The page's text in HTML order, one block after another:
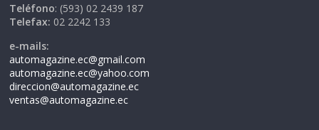
Teléfono: (593) 02 2439 187
Telefax: 02 2242 133
e-mails:
automagazine.ec@gmail.com
automagazine.ec@yahoo.com
direccion@automagazine.ec
ventas@automagazine.ec